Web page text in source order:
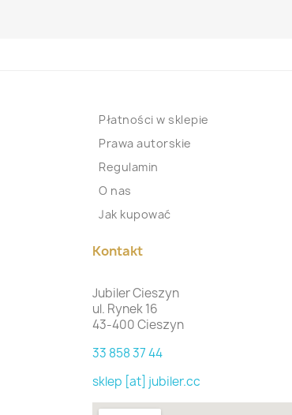
Płatności w sklepie
Prawa autorskie
Regulamin
O nas
Jak kupować
Kontakt
Jubiler Cieszyn
ul. Rynek 16
43-400 Cieszyn
33 858 37 44
sklep [at] jubiler.cc